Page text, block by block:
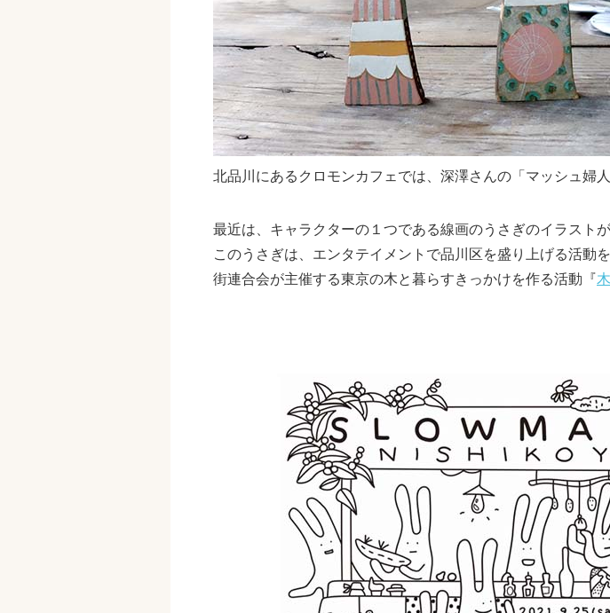
北品川にあるクロモンカフェでは、深澤さんの「マッシュ婦
最近は、キャラクターの１つである線画のうさぎのイラストが
このうさぎは、エンタテイメントで品川区を盛り上げる活動
街連合会が主催する東京の木と暮らすきっかけを作る活動『